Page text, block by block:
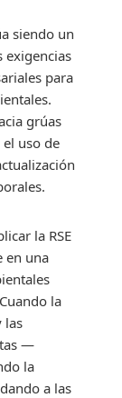
siendo un
exigencias
para
grúas
uso de
la RSE
en una
la
las
—
la
a las